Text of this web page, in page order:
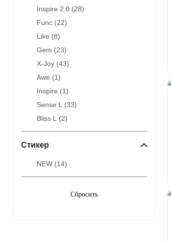
Inspire 2.0 (28)
Func (22)
Like (8)
Gem (23)
X-Joy (43)
Awe (1)
Inspire (1)
Sense L (33)
Bliss L (2)
Стикер
NEW (14)